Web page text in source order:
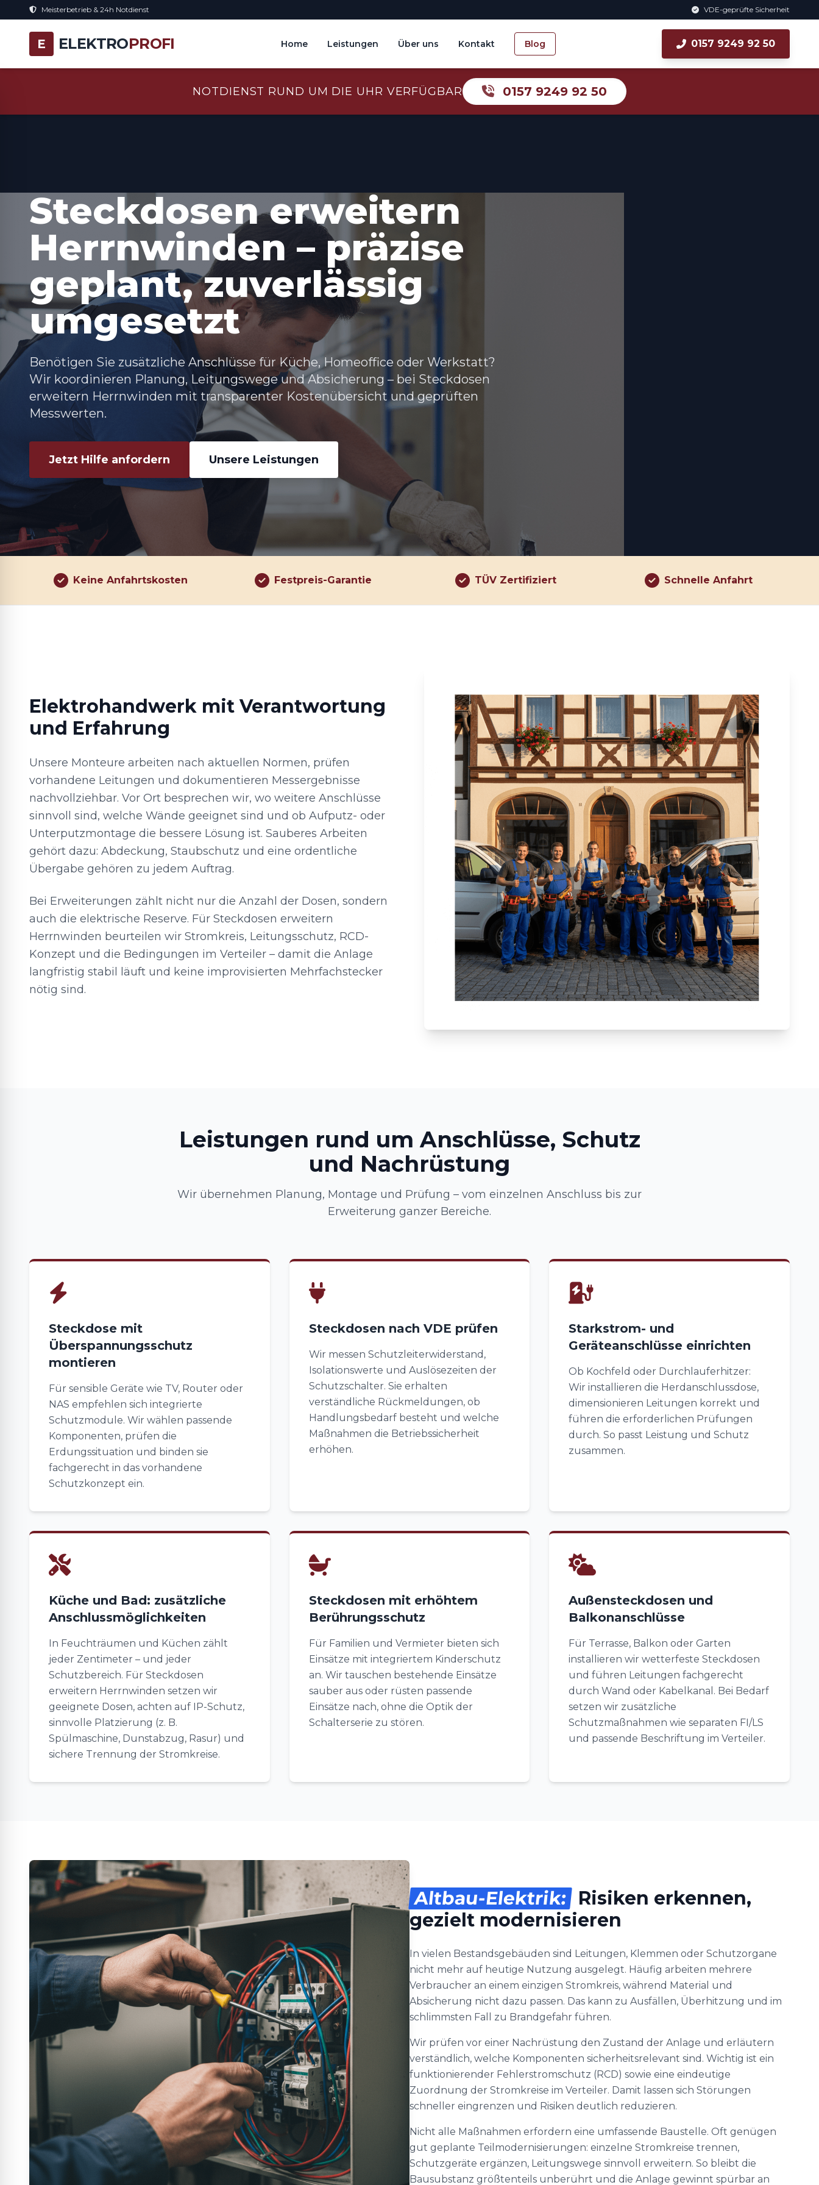
Meisterbetrieb & 24h Notdienst VDE-geprüfte Sicherheit
E ELEKTROPROFI Home Leistungen Über uns Kontakt Blog 0157 9249 92 50
NOTDIENST RUND UM DIE UHR VERFÜGBAR 0157 9249 92 50
Steckdosen erweitern
Herrnwinden – präzise
geplant, zuverlässig
umgesetzt
Benötigen Sie zusätzliche Anschlüsse für Küche, Homeoffice oder Werkstatt?
Wir koordinieren Planung, Leitungswege und Absicherung – bei Steckdosen
erweitern Herrnwinden mit transparenter Kostenübersicht und geprüften
Messwerten.
Jetzt Hilfe anfordern Unsere Leistungen
Keine Anfahrtskosten Festpreis-Garantie TÜV Zertifiziert Schnelle Anfahrt
Elektrohandwerk mit Verantwortung
und Erfahrung
Unsere Monteure arbeiten nach aktuellen Normen, prüfen
vorhandene Leitungen und dokumentieren Messergebnisse
nachvollziehbar. Vor Ort besprechen wir, wo weitere Anschlüsse
sinnvoll sind, welche Wände geeignet sind und ob Aufputz- oder
Unterputzmontage die bessere Lösung ist. Sauberes Arbeiten
gehört dazu: Abdeckung, Staubschutz und eine ordentliche
Übergabe gehören zu jedem Auftrag.
Bei Erweiterungen zählt nicht nur die Anzahl der Dosen, sondern
auch die elektrische Reserve. Für Steckdosen erweitern
Herrnwinden beurteilen wir Stromkreis, Leitungsschutz, RCD-
Konzept und die Bedingungen im Verteiler – damit die Anlage
langfristig stabil läuft und keine improvisierten Mehrfachstecker
nötig sind.
Leistungen rund um Anschlüsse, Schutz
und Nachrüstung
Wir übernehmen Planung, Montage und Prüfung – vom einzelnen Anschluss bis zur
Erweiterung ganzer Bereiche.
Steckdose mit
Überspannungsschutz
montieren
Für sensible Geräte wie TV, Router oder
NAS empfehlen sich integrierte
Schutzmodule. Wir wählen passende
Komponenten, prüfen die
Erdungssituation und binden sie
fachgerecht in das vorhandene
Schutzkonzept ein.
Steckdosen nach VDE prüfen
Wir messen Schutzleiterwiderstand,
Isolationswerte und Auslösezeiten der
Schutzschalter. Sie erhalten
verständliche Rückmeldungen, ob
Handlungsbedarf besteht und welche
Maßnahmen die Betriebssicherheit
erhöhen.
Starkstrom- und
Geräteanschlüsse einrichten
Ob Kochfeld oder Durchlauferhitzer:
Wir installieren die Herdanschlussdose,
dimensionieren Leitungen korrekt und
führen die erforderlichen Prüfungen
durch. So passt Leistung und Schutz
zusammen.
Küche und Bad: zusätzliche
Anschlussmöglichkeiten
In Feuchträumen und Küchen zählt
jeder Zentimeter – und jeder
Schutzbereich. Für Steckdosen
erweitern Herrnwinden setzen wir
geeignete Dosen, achten auf IP-Schutz,
sinnvolle Platzierung (z. B.
Spülmaschine, Dunstabzug, Rasur) und
sichere Trennung der Stromkreise.
Steckdosen mit erhöhtem
Berührungsschutz
Für Familien und Vermieter bieten sich
Einsätze mit integriertem Kinderschutz
an. Wir tauschen bestehende Einsätze
sauber aus oder rüsten passende
Einsätze nach, ohne die Optik der
Schalterserie zu stören.
Außensteckdosen und
Balkonanschlüsse
Für Terrasse, Balkon oder Garten
installieren wir wetterfeste Steckdosen
und führen Leitungen fachgerecht
durch Wand oder Kabelkanal. Bei Bedarf
setzen wir zusätzliche
Schutzmaßnahmen wie separaten FI/LS
und passende Beschriftung im Verteiler.
Altbau-Elektrik: Risiken erkennen,
gezielt modernisieren
In vielen Bestandsgebäuden sind Leitungen, Klemmen oder Schutzorgane
nicht mehr auf heutige Nutzung ausgelegt. Häufig arbeiten mehrere
Verbraucher an einem einzigen Stromkreis, während Material und
Absicherung nicht dazu passen. Das kann zu Ausfällen, Überhitzung und im
schlimmsten Fall zu Brandgefahr führen.
Wir prüfen vor einer Nachrüstung den Zustand der Anlage und erläutern
verständlich, welche Komponenten sicherheitsrelevant sind. Wichtig ist ein
funktionierender Fehlerstromschutz (RCD) sowie eine eindeutige
Zuordnung der Stromkreise im Verteiler. Damit lassen sich Störungen
schneller eingrenzen und Risiken deutlich reduzieren.
Nicht alle Maßnahmen erfordern eine umfassende Baustelle. Oft genügen
gut geplante Teilmodernisierungen: einzelne Stromkreise trennen,
Schutzgeräte ergänzen, Leitungswege sinnvoll erweitern. So bleibt die
Bausubstanz größtenteils unberührt und die Anlage gewinnt spürbar an